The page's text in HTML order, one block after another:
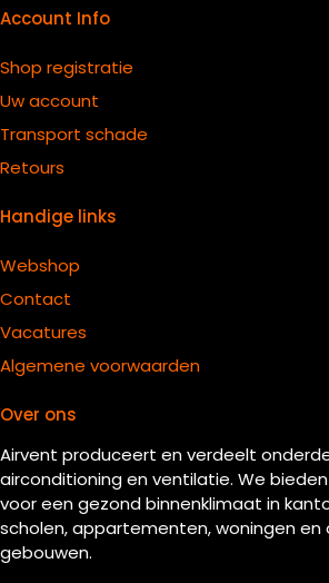
Account Info
Shop registratie
Uw account
Transport schade
Retours
Handige links
Webshop
Contact
Vacatures
Algemene voorwaarden
Over ons
Airvent produceert en verdeelt
airconditioning en ventilatie. We
voor een gezond binnenklimaat in
scholen, appartementen, woningen en
gebouwen.